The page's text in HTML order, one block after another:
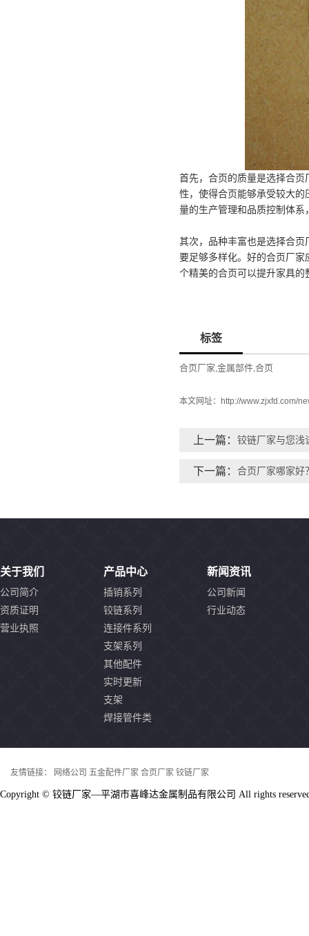
首先，合页的质量是选择合
性，使得合页能够承受较大
量的生产管理和品质控制体
其次，品种丰富也是选择合
要足够多样化。好的合页厂
个精美的合页可以提升家具的
标签
合页厂家,金属部件,合页
本文网址： http://www.zjxfd.com/
上一篇： 铰链厂家与您浅
下一篇： 合页厂家哪家好
关于我们
公司简介
资质证明
营业执照
产品中心
插销系列
铰链系列
连接件系列
支架系列
其他配件
实时更新
支架
焊接管件类
新闻资讯
公司新闻
行业动态
友情链接： 网络公司 五金配件厂家 合页厂家 铰链厂家
Copyright © 铰链厂家—平湖市喜峰达金属制品有限公司 All rights